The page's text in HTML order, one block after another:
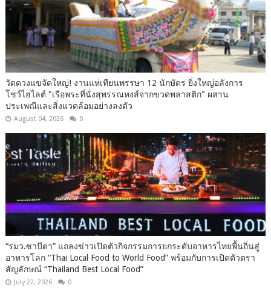
วัดดวงแขจัดใหญ่! งานแห่เทียนพรรษา 12 นักษัตร ยิ่งใหญ่อลังการ
โชว์ไฮไลต์ "เรือพระที่นั่งสุพรรณหงส์จากขวดพลาสติก" ผสาน
ประเพณีและสิ่งแวดล้อมอย่างลงตัว
August 04, 2026 0
“รมว.ซาบีดา” แถลงข่าวเปิดตัวกิจกรรมการยกระดับอาหารไทยพื้นถิ่นสู่
อาหารโลก “Thai Local Food to World Food” พร้อมกับการเปิดตัวตรา
สัญลักษณ์ “Thailand Best Local Food”
July 22, 2026 0